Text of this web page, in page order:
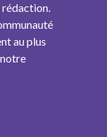
rédaction.
au plus